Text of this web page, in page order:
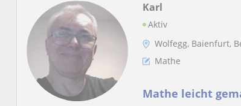
Karl
Aktiv
Wolfegg, Baienfurt,
Mathe
Mathe leicht